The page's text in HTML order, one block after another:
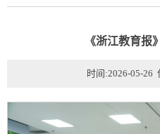
《浙江教育报
时间:2026-05-26